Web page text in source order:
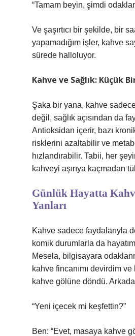
“Tamam beyin, şimdi
Ve şaşırtıcı bir şekilde, bir
yapamadığım işler, kahve
sürede halloluyor.
Kahve ve Sağlık: Küçük
Şaka bir yana, kahve
değil, sağlık açısından da
Antioksidan içerir, bazı
risklerini azaltabilir ve
hızlandırabilir. Tabii, her
kahveyi aşırıya kaçmadan
Günlük Hayatta
Yanları
Kahve sadece faydalarıyla
komik durumlarla da
Mesela, bilgisayara
kahve fincanımı devirdim
kahve gölüne döndü.
“Yeni içecek mi keşfettin?”
Ben: “Evet, masaya kahve